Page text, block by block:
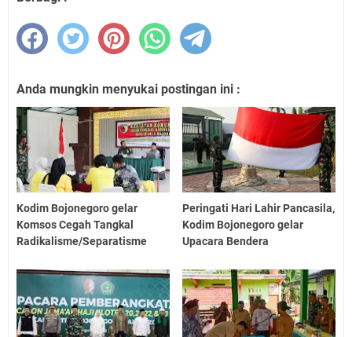
Anda mungkin menyukai postingan ini :
Kodim Bojonegoro gelar
Komsos Cegah Tangkal
Radikalisme/Separatisme
Peringati Hari Lahir Pancasila,
Kodim Bojonegoro gelar
Upacara Bendera